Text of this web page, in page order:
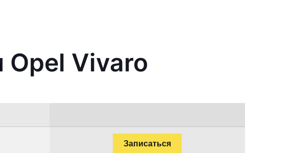
Opel Vivaro
Записаться